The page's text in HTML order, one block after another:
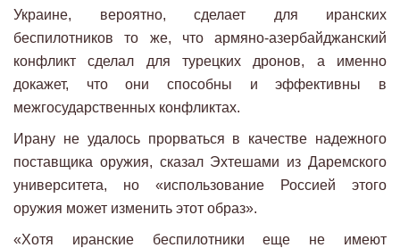
Украине, вероятно, сделает для иранских
беспилотников то же, что армяно-азербайджанский
конфликт сделал для турецких дронов, а именно
докажет, что они способны и эффективны в
межгосударственных конфликтах.
Ирану не удалось прорваться в качестве надежного
поставщика оружия, сказал Эхтешами из Даремского
университета, но «использование Россией этого
оружия может изменить этот образ».
«Хотя иранские беспилотники еще не имеют